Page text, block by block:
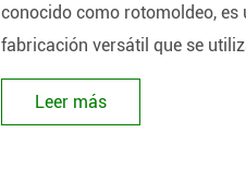
conocido como rotomoldeo, es
fabricación versátil que se
Leer más